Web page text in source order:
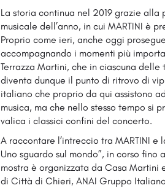
La storia continua nel 2019 grazie alla
musicale dell’anno, in cui MARTINI è
Proprio come ieri, anche oggi
accompagnando i momenti più
Terrazza Martini, che in ciascuna
diventa dunque il punto di ritrovo di
italiano che proprio da qui assistono
musica, ma che nello stesso tempo si
valica i classici confini del concerto.
A raccontare l’intreccio tra MARTINI e
Uno sguardo sul mondo”, in corso
mostra è organizzata da Casa Martini
di Città di Chieri, ANAI Gruppo